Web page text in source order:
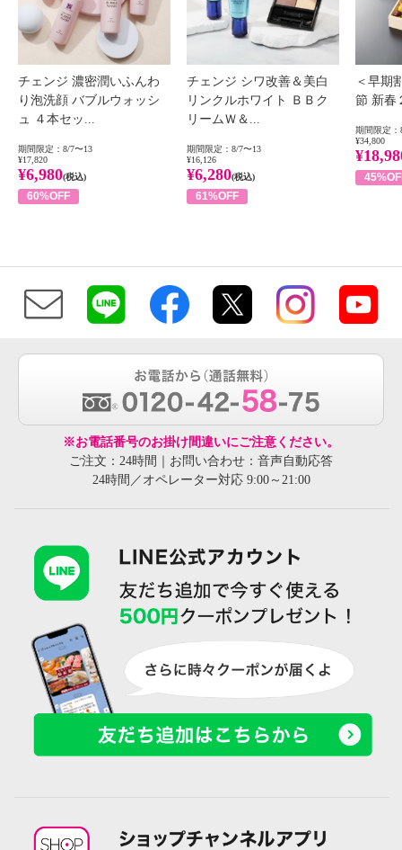
チェンジ 濃密潤いふんわ
り泡洗顔 バブルウォッシ
ュ ４本セッ...
期間限定：8/7〜13
¥17,820
¥6,980(税込)
60%OFF
チェンジ シワ改善＆美白
リンクルホワイト ＢＢク
リームＷ＆...
期間限定：8/7〜13
¥16,126
¥6,280(税込)
61%OFF
＜早期
節 新春
期間限定：
¥34,800
※お電話番号のお掛け間違いにご注意ください。
ご注文：24時間｜お問い合わせ：音声自動応答
24時間／オペレーター対応 9:00～21:00